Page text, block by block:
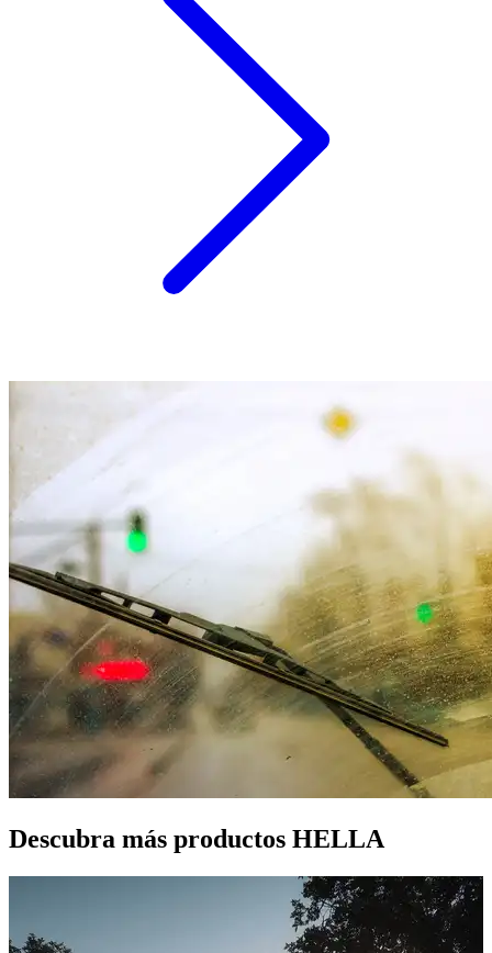
Descubra más productos HELLA